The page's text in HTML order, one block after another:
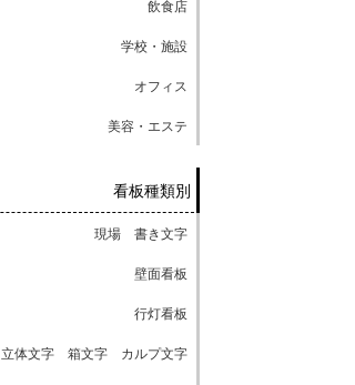
飲食店
学校・施設
オフィス
美容・エステ
看板種類別
現場 書き文字
壁面看板
行灯看板
立体文字 箱文字 カルプ文字